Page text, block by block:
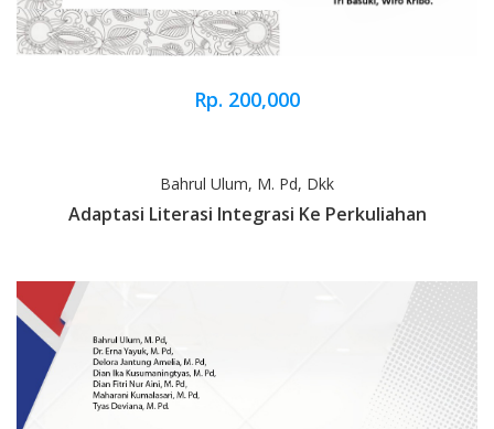
Rp. 200,000
Bahrul Ulum, M. Pd, Dkk
Adaptasi Literasi Integrasi Ke Perkuliahan